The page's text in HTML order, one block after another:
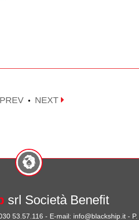
PREV • NEXT
srl Società Benefit
53.57.116 - E-mail: info@blackship.it -